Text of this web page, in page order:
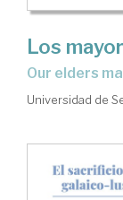
Los
Our elders
Universidad de